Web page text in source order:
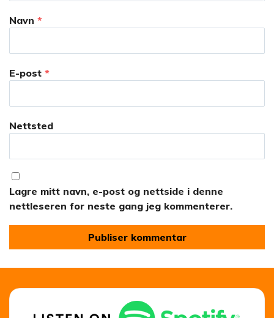
Navn *
E-post *
Nettsted
Lagre mitt navn, e-post og nettside i denne
nettleseren for neste gang jeg kommenterer.